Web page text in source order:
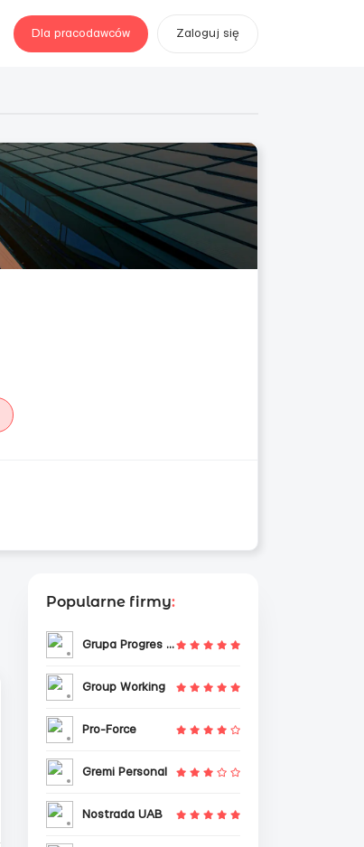
Dla pracodawców Zaloguj się
Popularne firmy:
Grupa Progres Sp. z o.o.
Group Working
Pro-Force
Gremi Personal
Nostrada UAB